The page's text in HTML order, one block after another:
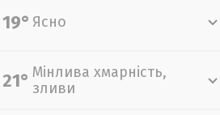
19° Ясно
21° Мінлива хмарність,
зливи